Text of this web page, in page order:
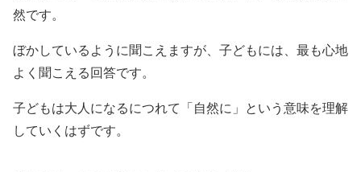
然です。
ぼかしているように聞こえますが、子どもには、最も心地
よく聞こえる回答です。
子どもは大人になるにつれて「自然に」という意味を理解
していくはずです。